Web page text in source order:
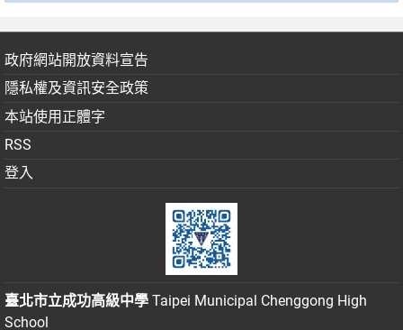
政府網站開放資料宣告
隱私權及資訊安全政策
本站使用正體字
RSS
登入
臺北市立成功高級中學 Taipei Municipal Chenggong High
School